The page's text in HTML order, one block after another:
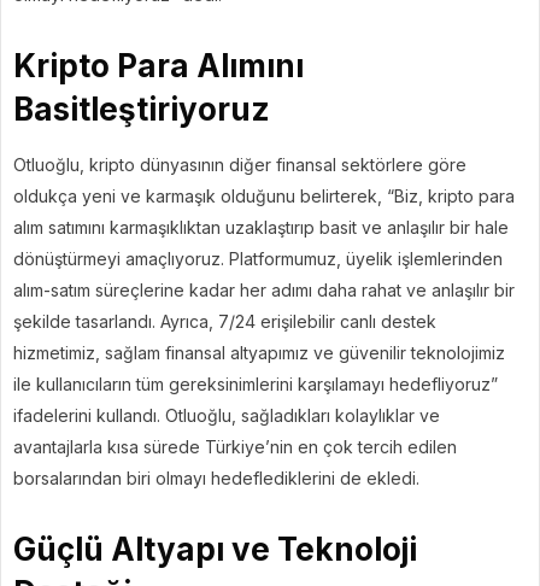
Kripto Para Alımını
Basitleştiriyoruz
Otluoğlu, kripto dünyasının diğer finansal sektörlere göre
oldukça yeni ve karmaşık olduğunu belirterek, “Biz, kripto para
alım satımını karmaşıklıktan uzaklaştırıp basit ve anlaşılır bir hale
dönüştürmeyi amaçlıyoruz. Platformumuz, üyelik işlemlerinden
alım-satım süreçlerine kadar her adımı daha rahat ve anlaşılır bir
şekilde tasarlandı. Ayrıca, 7/24 erişilebilir canlı destek
hizmetimiz, sağlam finansal altyapımız ve güvenilir teknolojimiz
ile kullanıcıların tüm gereksinimlerini karşılamayı hedefliyoruz”
ifadelerini kullandı. Otluoğlu, sağladıkları kolaylıklar ve
avantajlarla kısa sürede Türkiye’nin en çok tercih edilen
borsalarından biri olmayı hedeflediklerini de ekledi.
Güçlü Altyapı ve Teknoloji